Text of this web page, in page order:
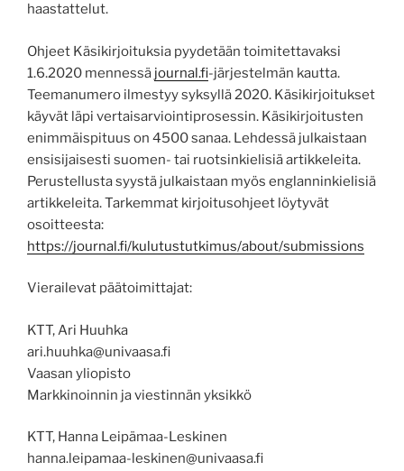
haastattelut.
Ohjeet Käsikirjoituksia pyydetään toimitettavaksi
1.6.2020 mennessä journal.fi-järjestelmän kautta.
Teemanumero ilmestyy syksyllä 2020. Käsikirjoitukset
käyvät läpi vertaisarviointiprosessin. Käsikirjoitusten
enimmäispituus on 4500 sanaa. Lehdessä julkaistaan
ensisijaisesti suomen- tai ruotsinkielisiä artikkeleita.
Perustellusta syystä julkaistaan myös englanninkielisiä
artikkeleita. Tarkemmat kirjoitusohjeet löytyvät
osoitteesta:
https://journal.fi/kulutustutkimus/about/submissions
Vierailevat päätoimittajat:
KTT, Ari Huuhka
ari.huuhka@univaasa.fi
Vaasan yliopisto
Markkinoinnin ja viestinnän yksikkö
KTT, Hanna Leipämaa-Leskinen
hanna.leipamaa-leskinen@univaasa.fi